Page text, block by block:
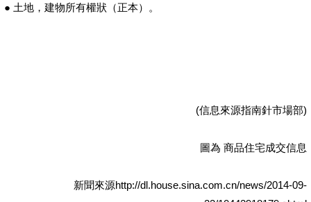
● 土地，建物所有權狀（正本）。
(信息來源指南針市場部)
圖為 商品住宅成交信息
新聞來源http://dl.house.sina.com.cn/news/2014-09-